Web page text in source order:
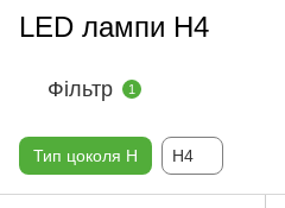
LED лампи H4
Фільтр 1
Тип цоколя H H4